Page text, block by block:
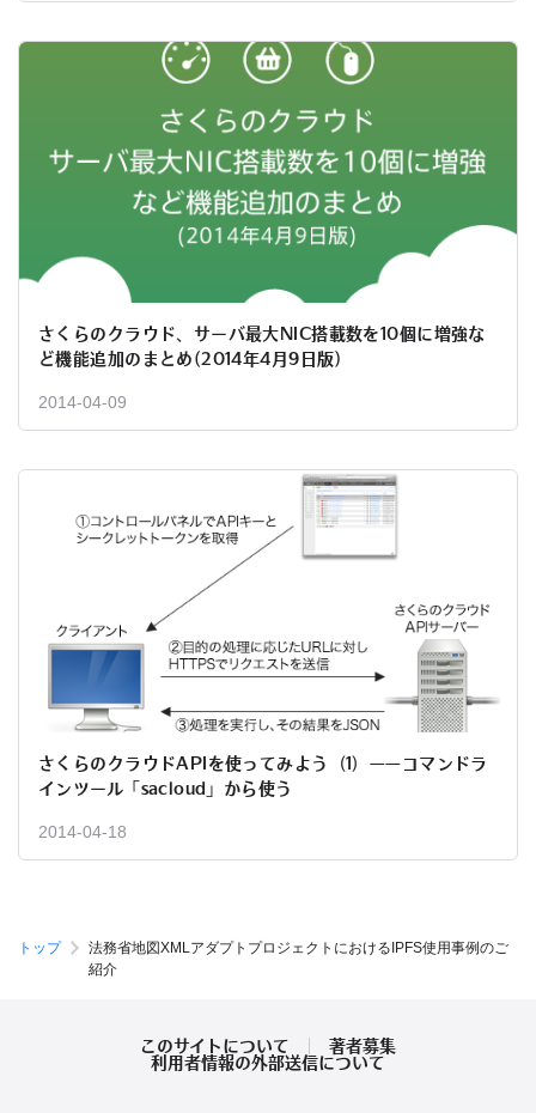
さくらのクラウド、サーバ最大NIC搭載数を10個に増強な
ど機能追加のまとめ(2014年4月9日版)
2014-04-09
さくらのクラウドAPIを使ってみよう（1）——コマンドラ
インツール「sacloud」から使う
2014-04-18
トップ
法務省地図XMLアダプトプロジェクトにおけるIPFS使用事例のご
紹介
このサイトについて
著者募集
利用者情報の外部送信について